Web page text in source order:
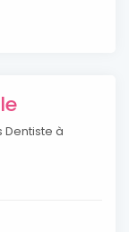
à